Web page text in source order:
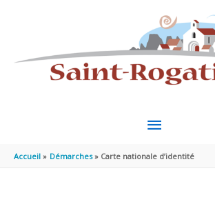
MENU
PRINCIPAL
Accueil Démarches Carte nationale d’identité